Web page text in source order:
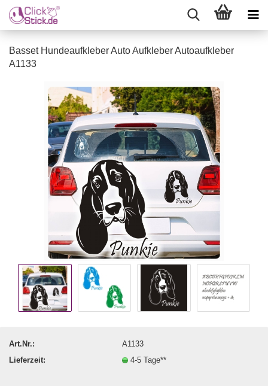
Basset Hundeaufkleber Auto Aufkleber Autoaufkleber
A1133
Art.Nr.:
A1133
Lieferzeit:
4-5 Tage**